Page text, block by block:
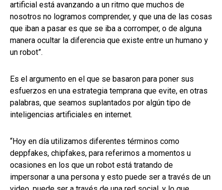
artificial está avanzando a un ritmo que muchos de
nosotros no logramos comprender, y que una de las cosas
que iban a pasar es que se iba a corromper, o de alguna
manera ocultar la diferencia que existe entre un humano y
un robot”.
Es el argumento en el que se basaron para poner sus
esfuerzos en una estrategia temprana que evite, en otras
palabras, que seamos suplantados por algún tipo de
inteligencias artificiales en internet.
“Hoy en día utilizamos diferentes términos como
deppfakes, chipfakes, para referirnos a momentos u
ocasiones en los que un robot está tratando de
impersonar a una persona y esto puede ser a través de un